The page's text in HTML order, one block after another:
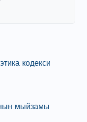
кодекси
мыйзамы